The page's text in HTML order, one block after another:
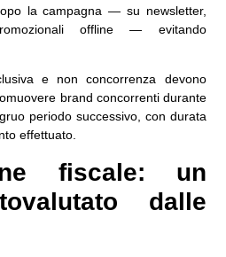
la campagna — su newsletter,
offline — evitando
e non concorrenza devono
brand concorrenti durante
periodo successivo, con durata
effettuato.
fiscale: un
dalle